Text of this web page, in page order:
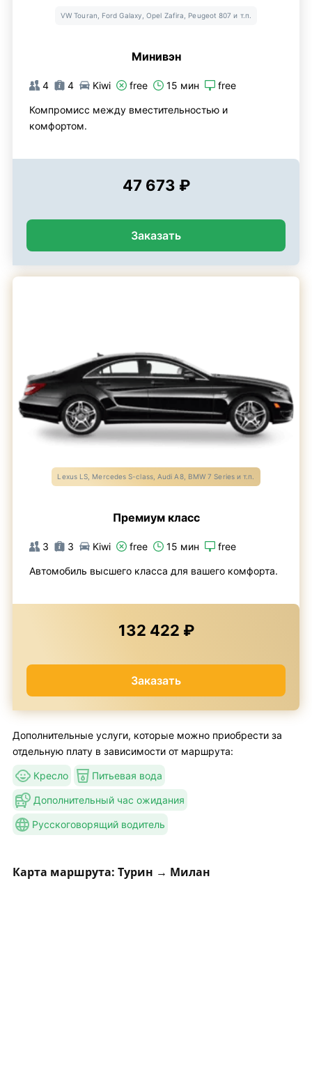
VW Touran, Ford Galaxy, Opel Zafira, Peugeot 807 и т.п.
Минивэн
4 4 Kiwi free 15 мин free
Компромисс между вместительностью и
комфортом.
47 673 ₽
Заказать
Lexus LS, Mercedes S-class, Audi A8, BMW 7 Series и т.п.
Премиум класс
3 3 Kiwi free 15 мин free
Автомобиль высшего класса для вашего комфорта.
132 422 ₽
Заказать
Дополнительные услуги, которые можно приобрести за
отдельную плату в зависимости от маршрута:
Кресло Питьевая вода
Дополнительный час ожидания
Русскоговорящий водитель
Карта маршрута: Турин → Милан